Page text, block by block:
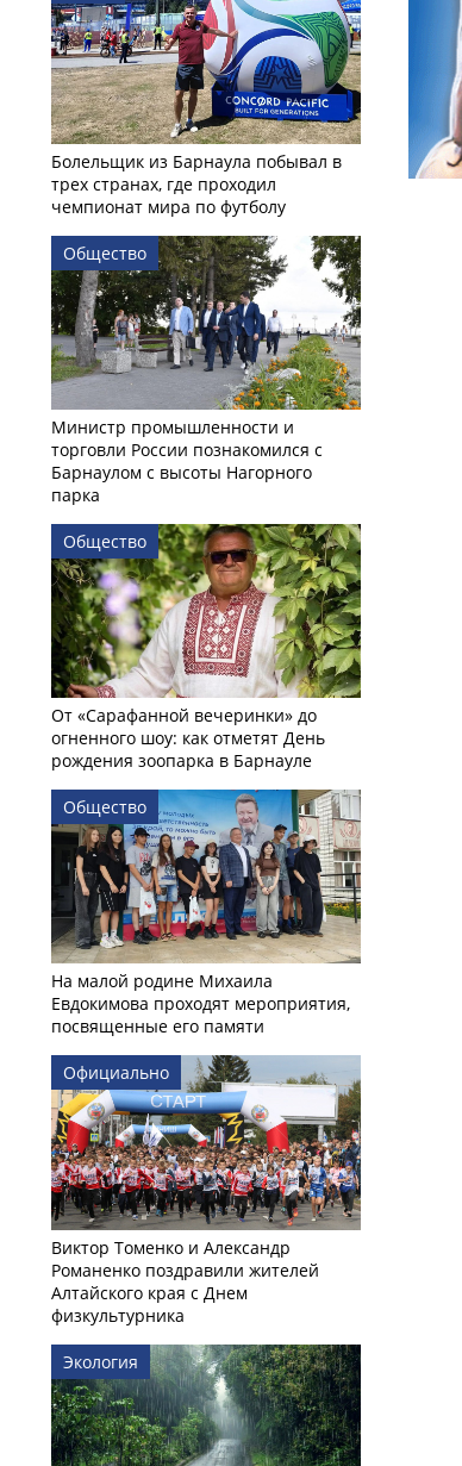
Болельщик из Барнаула побывал в
трех странах, где проходил
чемпионат мира по футболу
Общество
Министр промышленности и
торговли России познакомился с
Барнаулом с высоты Нагорного
парка
Общество
От «Сарафанной вечеринки» до
огненного шоу: как отметят День
рождения зоопарка в Барнауле
Общество
На малой родине Михаила
Евдокимова проходят мероприятия,
посвященные его памяти
Официально
Виктор Томенко и Александр
Романенко поздравили жителей
Алтайского края с Днем
физкультурника
Экология